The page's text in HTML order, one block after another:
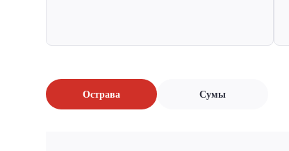
Острава Сумы